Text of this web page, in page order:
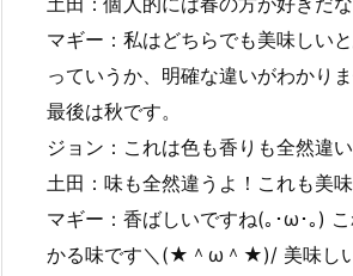
マギー：私はどちらでも美味しい
っていうか、明確な違いがわかり
最後は秋です。
ジョン：これは色も香りも全然違い
土田：味も全然違うよ！これも美味
マギー：香ばしいですね(｡･ω･｡)
かる味です＼(★＾ω＾★)/ 美味し